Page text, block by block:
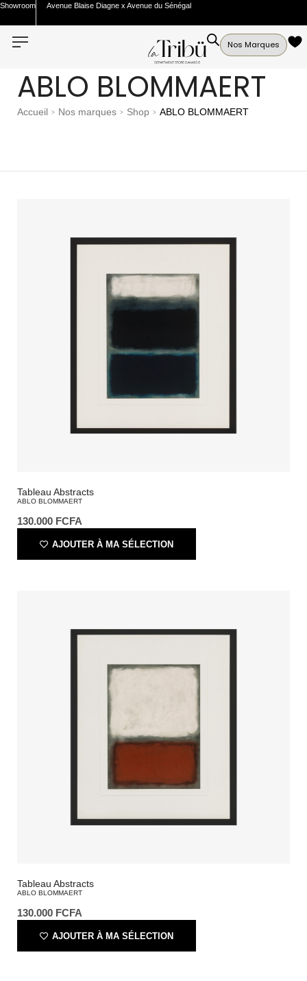
Showroom Avenue Blaise Diagne x Avenue du Sénégal
Nos Marques
ABLO BLOMMAERT
Accueil > Nos marques > Shop > ABLO BLOMMAERT
Tableau Abstracts
ABLO BLOMMAERT
130.000 FCFA
AJOUTER À MA SÉLECTION
Tableau Abstracts
ABLO BLOMMAERT
130.000 FCFA
AJOUTER À MA SÉLECTION